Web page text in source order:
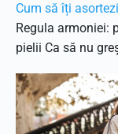
Cum să îți
Regula armoniei:
pielii Ca să nu